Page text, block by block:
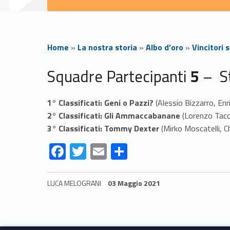
Home » La nostra storia » Albo d’oro » Vincitori
T
o
r
n
e
Squadre Partecipanti 5 –
1° Classificati: Geni o Pazzi? (Alessio Bizzarro,
2° Classificati: Gli Ammaccabanane (Lorenzo
3° Classificati: Tommy Dexter(Mirko Moscatelli,
F
ac
e
T
w
itt
E
m
ai
h
ar
LUCA MELOGRANI 03 Maggio 2021